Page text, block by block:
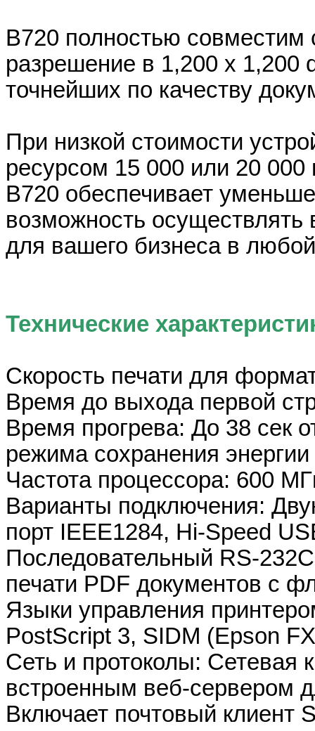
B720 полностью совместим
разрешение в 1,200 x 1,200
точнейших по качеству
При низкой стоимости
ресурсом 15 000 или 20 000
В720 обеспечивает
возможность
для вашего бизнеса в
Технические
Скорость печати для
Время до выхода первой
Время прогрева: До 38 сек
режима сохранения энергии
Частота процессора: 600
Варианты подключения:
порт IEEE1284, Hi-Speed
Последовательный RS-
печати PDF документов с
Языки управления
PostScript 3, SIDM (Epson
Cеть и протоколы: Сетевая
встроенным веб-сервером
Включает почтовый клиент